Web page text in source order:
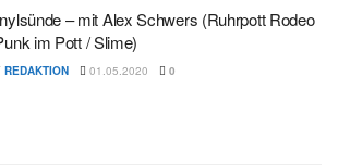
– mit Alex Schwers (Ruhrpott Rodeo
im Pott / Slime)
REDAKTION 01.05.2020 0